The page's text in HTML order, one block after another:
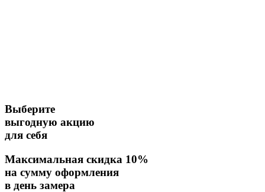
Выберите
выгодную акцию
для себя
Максимальная скидка 10%
на сумму оформления
в день замера